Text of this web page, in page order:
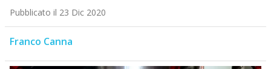
Pubblicato il 23 Dic 2020
Franco Canna